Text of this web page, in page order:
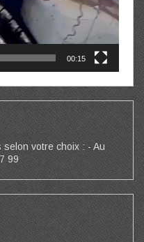
00:15
votre choix : - Au
99